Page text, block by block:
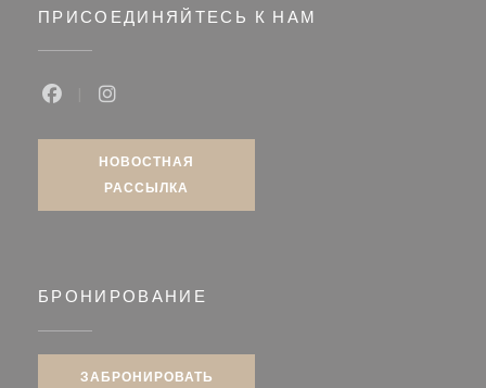
ПРИСОЕДИНЯЙТЕСЬ К НАМ
НОВОСТНАЯ
РАССЫЛКА
БРОНИРОВАНИЕ
ЗАБРОНИРОВАТЬ